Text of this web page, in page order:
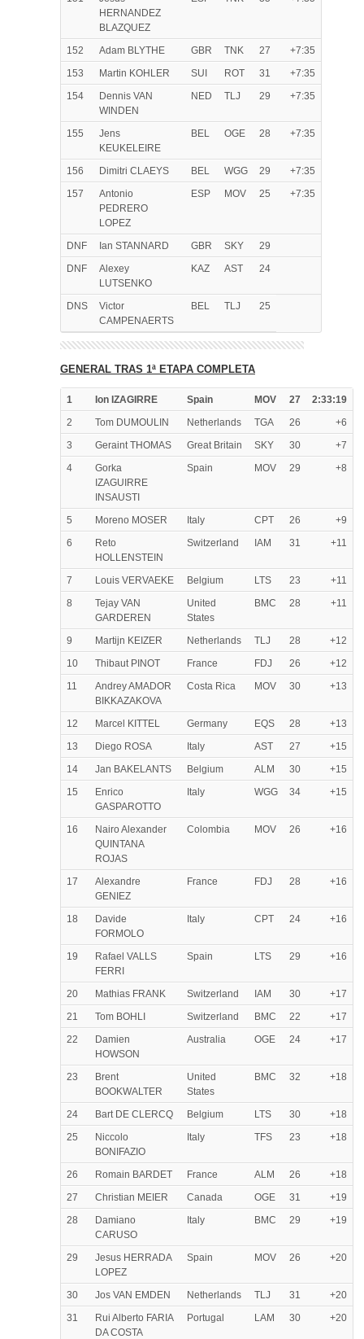
HERNANDEZ
BLAZQUEZ
152 Adam BLYTHE GBR TNK 27
+7:35
153
Martin KOHLER SUI ROT 31
+7:35
154
Dennis VAN
WINDEN
NED TLJ 29 +7:35
155
Jens
KEUKELEIRE
BEL OGE 28 +7:35
156 Dimitri CLAEYS BEL WGG 29
+7:35
157
Antonio
PEDRERO
LOPEZ
ESP MOV 25 +7:35
DNF Ian STANNARD GBR SKY
29
DNF
Alexey
LUTSENKO
KAZ AST 24
DNS
Victor
CAMPENAERTS
BEL TLJ 25
GENERAL TRAS 1ª ETAPA COMPLETA
1 Ion IZAGIRRE Spain MOV 27
2:33:19
2
Tom DUMOULIN Netherlands TGA 26
+6
3
Geraint THOMAS Great Britain SKY 30
+7
4
Gorka
IZAGUIRRE
INSAUSTI
Spain MOV 29 +8
5 Moreno MOSER Italy CPT 26
+9
6
Reto
HOLLENSTEIN
Switzerland IAM 31 +11
7 Louis VERVAEKE Belgium LTS 23
+11
8
Tejay VAN
GARDEREN
United
States
BMC 28 +11
9 Martijn KEIZER Netherlands TLJ 28
+12
10
Thibaut PINOT France FDJ 26
+12
11
Andrey AMADOR
BIKKAZAKOVA
Costa Rica MOV 30 +13
12 Marcel KITTEL Germany EQS 28
+13
13
Diego ROSA Italy AST 27
+15
14
Jan BAKELANTS Belgium ALM 30
+15
15
Enrico
GASPAROTTO
Italy WGG 34 +15
16
Nairo Alexander
QUINTANA
ROJAS
Colombia MOV 26 +16
17
Alexandre
GENIEZ
France FDJ 28 +16
18
Davide
FORMOLO
Italy CPT 24 +16
19
Rafael VALLS
FERRI
Spain LTS 29 +16
20 Mathias FRANK Switzerland IAM 30
+17
21
Tom BOHLI Switzerland BMC 22
+17
22
Damien
HOWSON
Australia OGE 24 +17
23
Brent
BOOKWALTER
United
States
BMC 32 +18
24 Bart DE CLERCQ Belgium LTS 30
+18
25
Niccolo
BONIFAZIO
Italy TFS 23 +18
26 Romain BARDET France ALM 26
+18
27
Christian MEIER Canada OGE 31
+19
28
Damiano
CARUSO
Italy BMC 29 +19
29
Jesus HERRADA
LOPEZ
Spain MOV 26 +20
30 Jos VAN EMDEN Netherlands TLJ 31
+20
31
Rui Alberto FARIA
DA COSTA
Portugal LAM 30 +20